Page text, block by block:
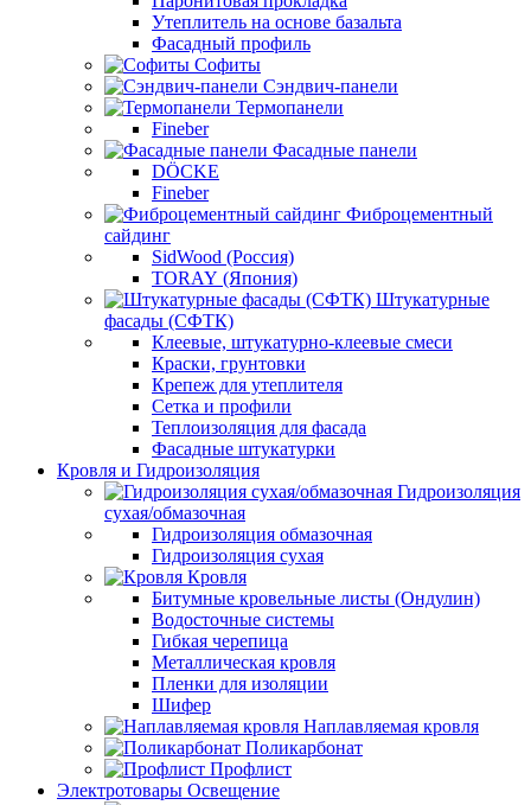
Утеплитель на основе базальта
Фасадный профиль
Софиты
Сэндвич-панели
Термопанели
Fineber
Фасадные панели
DÖCKE
Fineber
Фиброцементный
сайдинг
SidWood (Россия)
TORAY (Япония)
Штукатурные
фасады (СФТК)
Клеевые, штукатурно-клеевые смеси
Краски, грунтовки
Крепеж для утеплителя
Сетка и профили
Теплоизоляция для фасада
Фасадные штукатурки
Кровля и Гидроизоляция
Гидроизоляция
сухая/обмазочная
Гидроизоляция обмазочная
Гидроизоляция сухая
Кровля
Битумные кровельные листы (Ондулин)
Водосточные системы
Гибкая черепица
Металлическая кровля
Пленки для изоляции
Шифер
Наплавляемая кровля
Поликарбонат
Профлист
Электротовары Освещение